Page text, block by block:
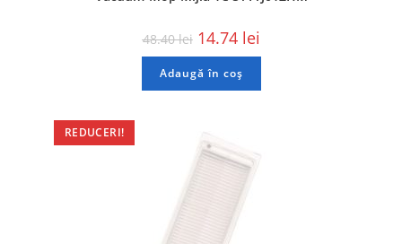
48.40lei 14.74 lei
Adaugă în coș
REDUCERI!